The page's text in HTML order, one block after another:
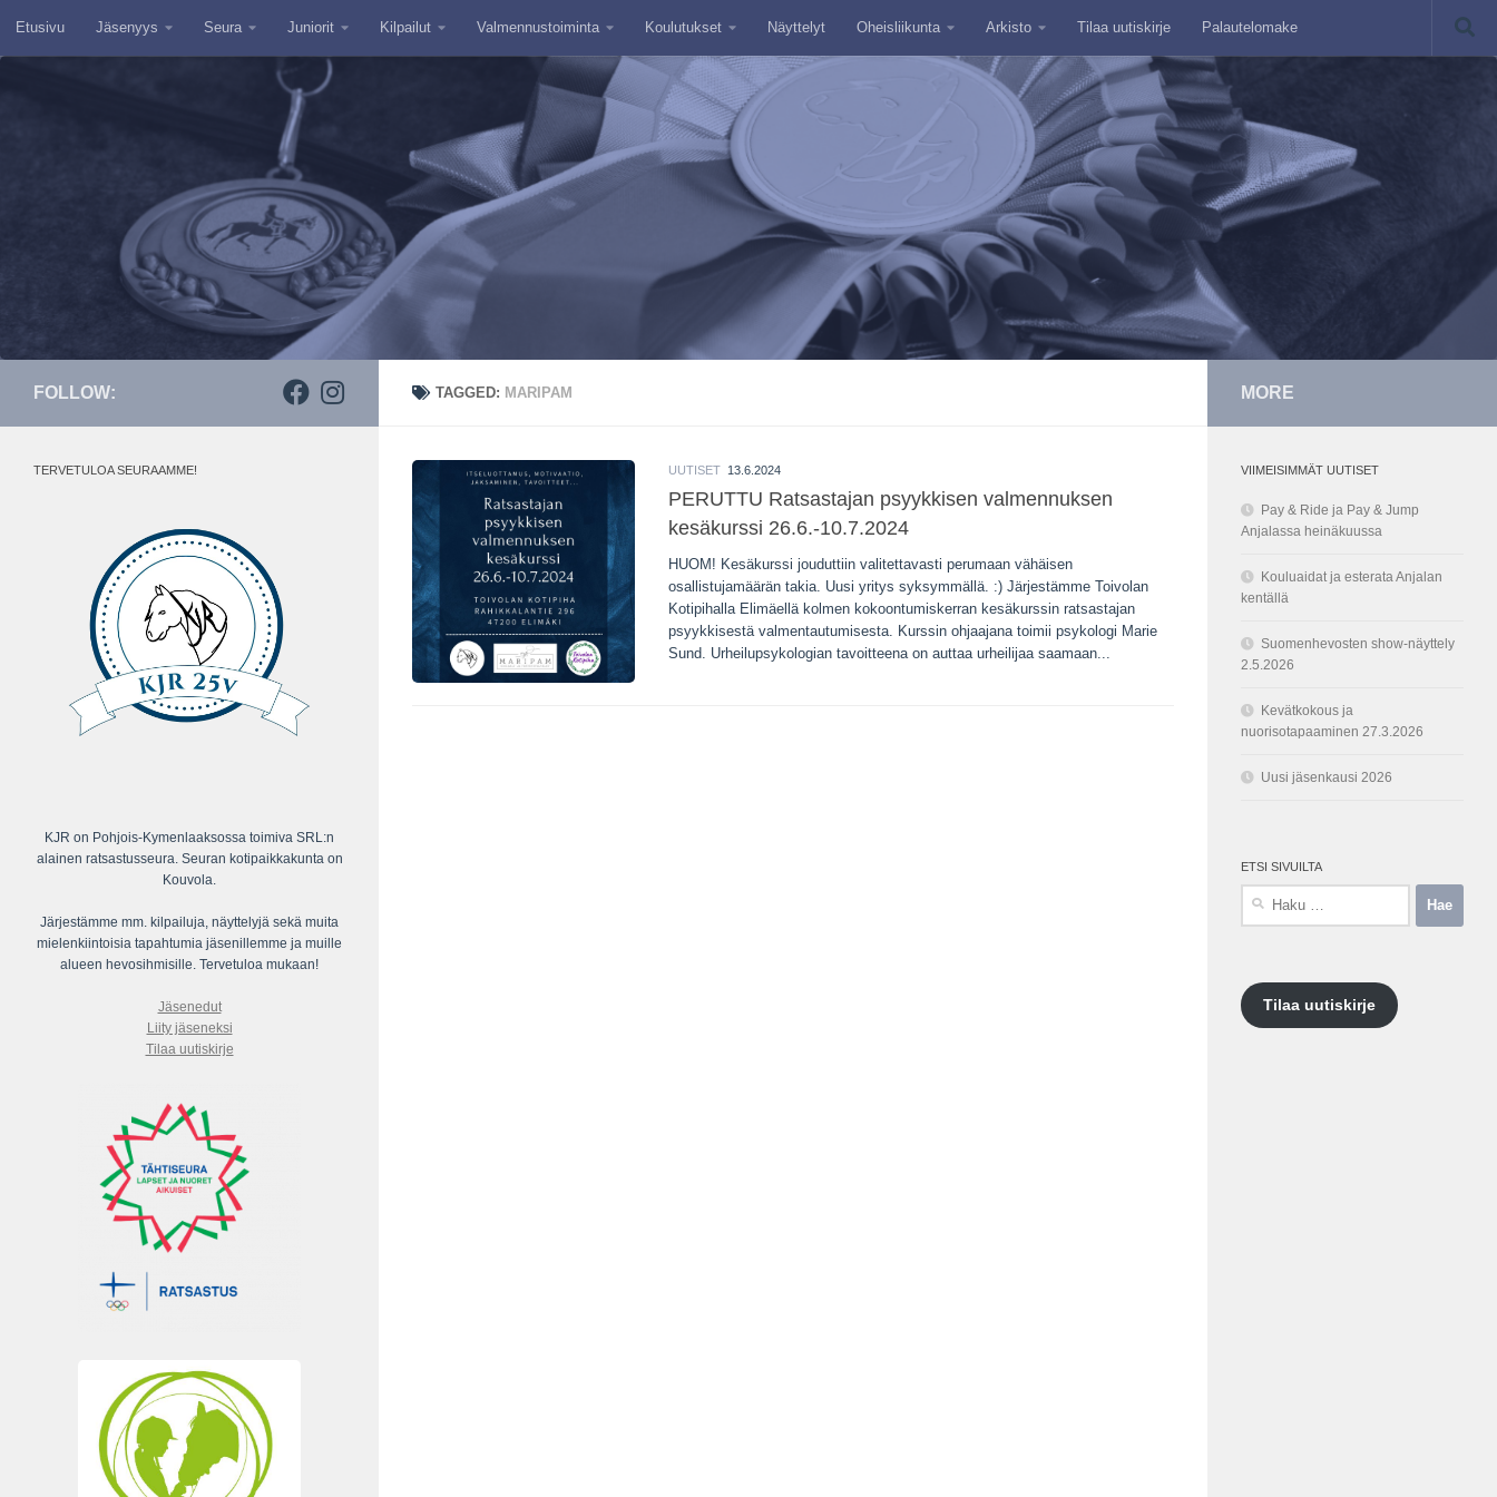
Skip to content
Etusivu Jäsenyys Seura Juniorit Kilpailut Valmennustoiminta Koulutukset Näyttelyt Oheisliikunta Arkisto Tilaa uutiskirje Palautelomake
TAGGED: MARIPAM
UUTISET 13.6.2024
PERUTTU Ratsastajan psyykkisen valmennuksen
kesäkurssi 26.6.-10.7.2024
HUOM! Kesäkurssi jouduttiin valitettavasti perumaan vähäisen
osallistujamäärän takia. Uusi yritys syksymmällä. :) Järjestämme Toivolan
Kotipihalla Elimäellä kolmen kokoontumiskerran kesäkurssin ratsastajan
psyykkisestä valmentautumisesta. Kurssin ohjaajana toimii psykologi Marie
Sund. Urheilupsykologian tavoitteena on auttaa urheilijaa saamaan...
FOLLOW:
TERVETULOA SEURAAMME!
KJR on Pohjois-Kymenlaaksossa toimiva SRL:n
alainen ratsastusseura. Seuran kotipaikkakunta on
Kouvola.
Järjestämme mm. kilpailuja, näyttelyjä sekä muita
mielenkiintoisia tapahtumia jäsenillemme ja muille
alueen hevosihmisille. Tervetuloa mukaan!
Jäsenedut
Liity jäseneksi
Tilaa uutiskirje
MORE
VIIMEISIMMÄT UUTISET
Pay & Ride ja Pay & Jump
Anjalassa heinäkuussa
Kouluaidat ja esterata Anjalan
kentällä
Suomenhevosten show-näyttely
2.5.2026
Kevätkokous ja
nuorisotapaaminen 27.3.2026
Uusi jäsenkausi 2026
ETSI SIVUILTA
Tilaa uutiskirje